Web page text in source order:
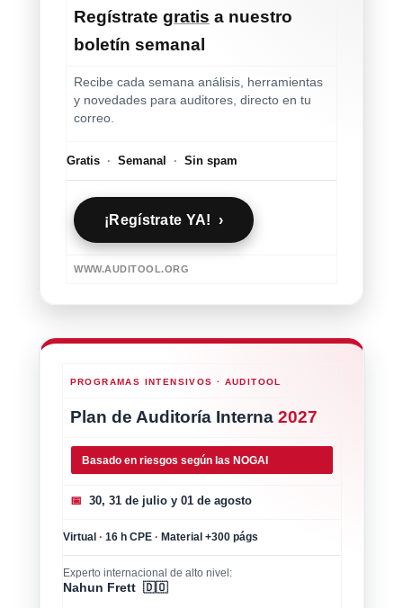
Regístrate gratis a nuestro
boletín semanal
Recibe cada semana análisis, herramientas
y novedades para auditores, directo en tu
correo.
Gratis · Semanal · Sin spam
¡Regístrate YA! ›
WWW.AUDITOOL.ORG
PROGRAMAS INTENSIVOS · AUDITOOL
Plan de Auditoría Interna 2027
Basado en riesgos según las NOGAI
📅 30, 31 de julio y 01 de agosto
Virtual · 16 h CPE · Material +300 págs
Experto internacional de alto nivel:
Nahun Frett 🇩🇴